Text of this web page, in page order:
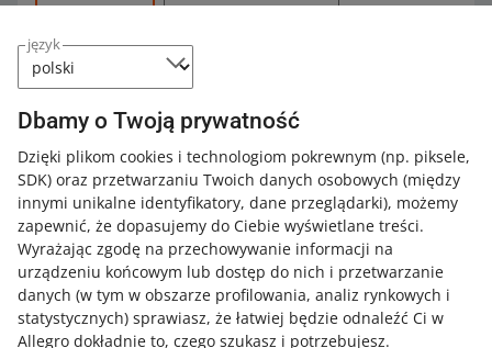
język
Dbamy o Twoją prywatność
Dzięki plikom cookies i technologiom pokrewnym (np. piksele,
SDK) oraz przetwarzaniu Twoich danych osobowych (między
innymi unikalne identyfikatory, dane przeglądarki), możemy
zapewnić, że dopasujemy do Ciebie wyświetlane treści.
Wyrażając zgodę na przechowywanie informacji na
urządzeniu końcowym lub dostęp do nich i przetwarzanie
danych (w tym w obszarze profilowania, analiz rynkowych i
statystycznych) sprawiasz, że łatwiej będzie odnaleźć Ci w
Allegro dokładnie to, czego szukasz i potrzebujesz.
Wszystkie (11) Szybkie wskazówki (2)
Podcasty Webinary
SZYBKA WSKAZÓWKA
Słowa kluczowe i widoczność ofert na
Allegro
SZYBKA WSKAZÓWKA 3 MIN
Zapytaj eksperta Allegro: Tytuły, opisy,
zdjęcia